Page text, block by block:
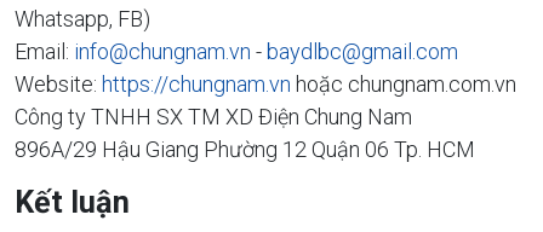
Whatsapp, FB)
Email: info@chungnam.vn -baydlbc@gmail.com
Website: https://chungnam.vn hoặc chungnam.com.vn
Công ty TNHH SX TM XD Điện Chung Nam
896A/29 Hậu Giang Phường 12 Quận 06 Tp. HCM
Kết luận